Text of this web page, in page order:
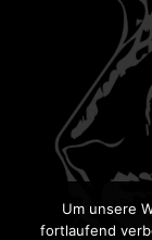
Um unsere
fortlaufend